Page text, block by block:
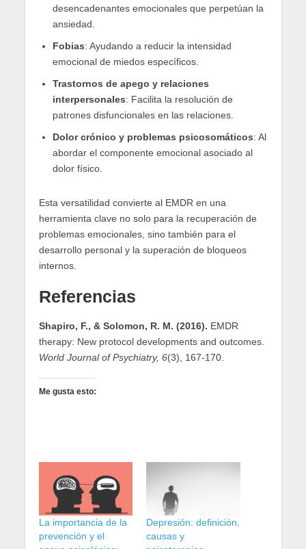
desencadenantes emocionales que perpetúan la
ansiedad.
Fobias: Ayudando a reducir la intensidad
emocional de miedos específicos.
Trastornos de apego y relaciones
interpersonales: Facilita la resolución de
patrones disfuncionales en las relaciones.
Dolor crónico y problemas psicosomáticos: Al
abordar el componente emocional asociado al
dolor físico.
Esta versatilidad convierte al EMDR en una
herramienta clave no solo para la recuperación de
problemas emocionales, sino también para el
desarrollo personal y la superación de bloqueos
internos.
Referencias
Shapiro, F., & Solomon, R. M. (2016). EMDR
therapy: New protocol developments and outcomes.
World Journal of Psychiatry, 6(3), 167-170.
Me gusta esto:
La importancia de la
prevención y el
Depresión: definición,
causas y